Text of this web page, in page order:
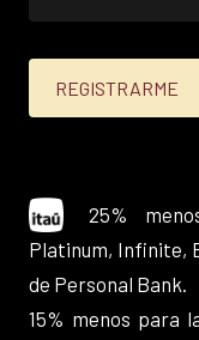
25%
Platinum, Infinite,
de Personal Bank.
15% menos para